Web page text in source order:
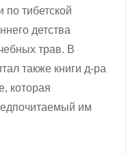
по тибетской
детства
трав. В
также книги д-ра
которая
им